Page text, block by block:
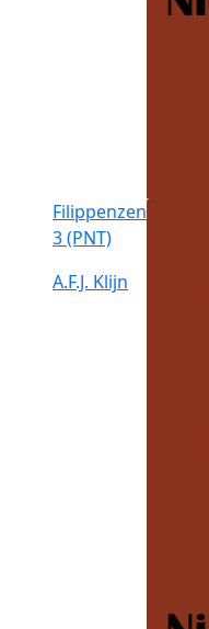
Filippenzen
3 (PNT)
A.F.J. Klijn